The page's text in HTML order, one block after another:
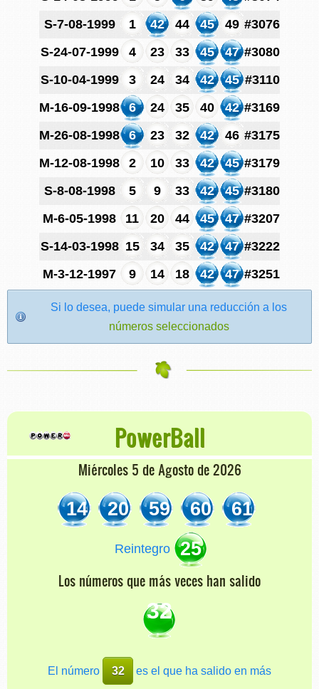
S-7-08-1999
1 42 44 45 49 #3076
S-24-07-1999
4 23 33 45 47 #3080
S-10-04-1999
3 24 34 42 45 #3110
M-16-09-1998
6 24 35 40 42 #3169
M-26-08-1998
6 23 32 42 46 #3175
M-12-08-1998
2 10 33 42 45 #3179
S-8-08-1998
5 9 33 42 45 #3180
M-6-05-1998
11 20 44 45 47 #3207
S-14-03-1998 15 34 35 42 47 #3222
M-3-12-1997
9 14 18 42 47 #3251
Si lo desea, puede simular una reducción a los
números seleccionados
PowerBall
Miércoles 5 de Agosto de 2026
14 20 59 60 61
Reintegro 25
Los números que más veces han salido
32
El número 32 es el que ha salido en más